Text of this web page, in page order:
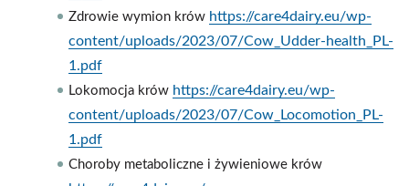
Zdrowie wymion krów https://care4dairy.eu/wp-
content/uploads/2023/07/Cow_Udder-health_PL-
1.pdf
Lokomocja krów https://care4dairy.eu/wp-
content/uploads/2023/07/Cow_Locomotion_PL-
1.pdf
Choroby metaboliczne i żywieniowe krów